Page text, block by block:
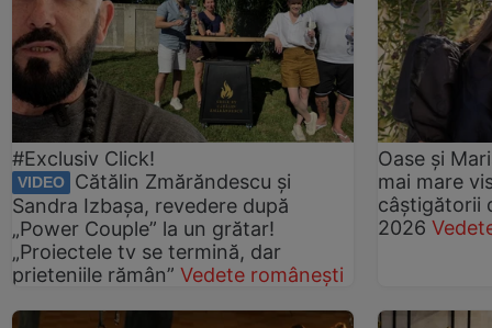
#Exclusiv Click!
VIDEO
Cătălin Zmărăndescu și
Sandra Izbașa, revedere după
„Power Couple” la un grătar!
„Proiectele tv se termină, dar
prieteniile rămân” Vedete românești
Oase și
mai mare
câștigătorii
2026